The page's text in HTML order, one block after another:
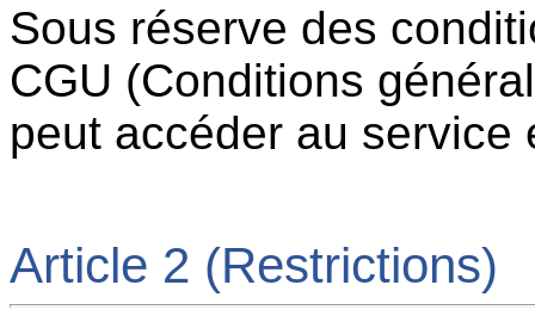
Sous réserve des
CGU (Conditions
peut accéder au service
Article 2 (Restrictions)